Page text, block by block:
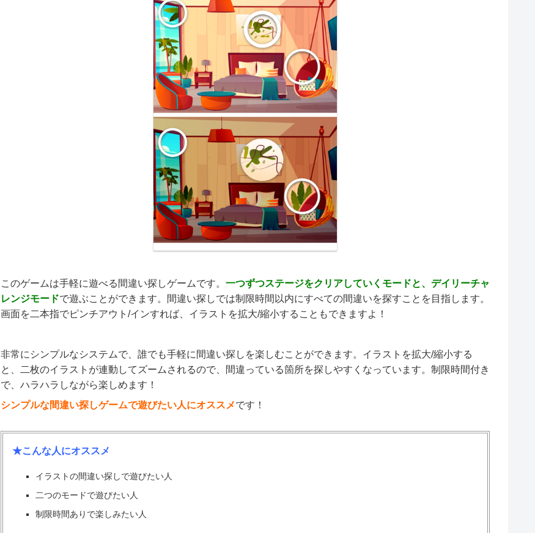
このゲームは手軽に遊べる間違い探しゲームです。 一つずつステージをクリアしていくモードと、デイリーチャ
レンジモードで遊ぶことができます。間違い探しでは制限時間以内にすべての間違いを探すことを目指します。
画面を二本指でピンチアウト/インすれば、イラストを拡大/縮小することもできますよ！
非常にシンプルなシステムで、誰でも手軽に間違い探しを楽しむことができます。イラストを拡大/縮小する
と、二枚のイラストが連動してズームされるので、間違っている箇所を探しやすくなっています。制限時間付き
で、ハラハラしながら楽しめます！
シンプルな間違い探しゲームで遊びたい人にオススメです！
★こんな人にオススメ
イラストの間違い探しで遊びたい人
二つのモードで遊びたい人
制限時間ありで楽しみたい人